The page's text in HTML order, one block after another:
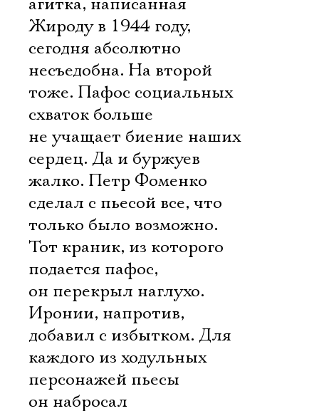
агитка, написанная
Жироду в 1944 году,
сегодня абсолютно
несъедобна. На второй
тоже. Пафос социальных
схваток больше
не учащает биение наших
сердец. Да и буржуев
жалко. Петр Фоменко
сделал с пьесой все, что
только было возможно.
Тот краник, из которого
подается пафос,
он перекрыл наглухо.
Иронии, напротив,
добавил с избытком. Для
каждого из ходульных
персонажей пьесы
он набросал